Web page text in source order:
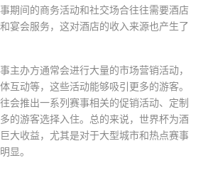
期间的商务活动和社交场合往往需要酒店
宴会服务，这对酒店的收入来源也产生了
主办方通常会进行大量的市场营销活动，
互动等，这些活动能够吸引更多的游客。
会推出一系列赛事相关的促销活动、定制
的游客选择入住。总的来说，世界杯为酒
大收益，尤其是对于大型城市和热点赛事
显。